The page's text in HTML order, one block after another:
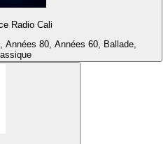
Radio Cali
80, Années 60, Ballade,